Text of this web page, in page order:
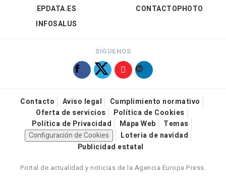
EPDATA.ES
INFOSALUS
CONTACTOPHOTO
SÍGUENOS
Contacto Aviso legal
Cumplimiento normativo
Oferta de servicios
Política de Cookies
Política de Privacidad
Mapa Web
Temas
Configuración de Cookies
Loteria de navidad
Publicidad estatal
Portal de actualidad y noticias de la Agencia Europa Press.